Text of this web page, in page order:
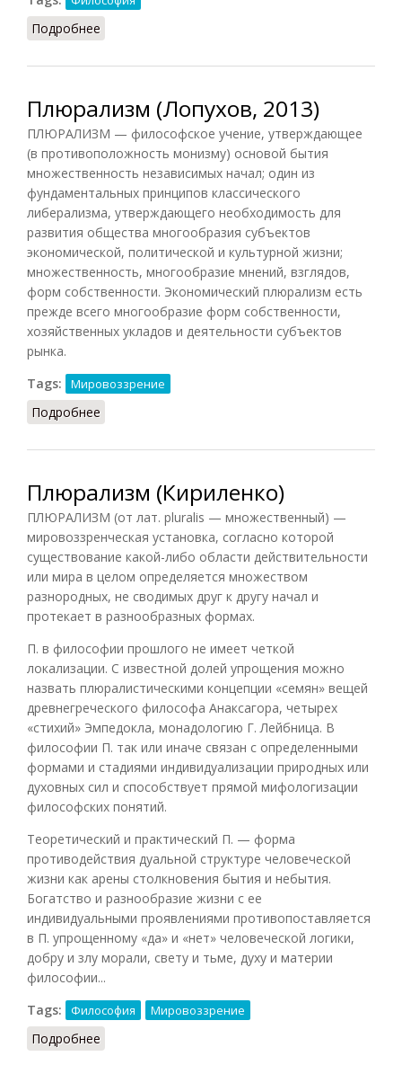
Подробнее
Плюрализм (Лопухов, 2013)
ПЛЮРАЛИЗМ — философское учение, утверждающее
(в противоположность монизму) основой бытия
множественность независимых начал; один из
фундаментальных принципов классического
либерализма, утверждающего необходимость для
развития общества многообразия субъектов
экономической, политической и культурной жизни;
множественность, многообразие мнений, взглядов,
форм собственности. Экономический плюрализм есть
прежде всего многообразие форм собственности,
хозяйственных укладов и деятельности субъектов
рынка.
Tags:
Мировоззрение
Подробнее
Плюрализм (Кириленко)
ПЛЮРАЛИЗМ (от лат. pluralis — множественный) —
мировоззренческая установка, согласно которой
существование какой-либо области действительности
или мира в целом определяется множеством
разнородных, не сводимых друг к другу начал и
протекает в разнообразных формах.
П. в философии прошлого не имеет четкой
локализации. С известной долей упрощения можно
назвать плюралистическими концепции «семян» вещей
древнегреческого философа Анаксагора, четырех
«стихий» Эмпедокла, монадологию Г. Лейбница. В
философии П. так или иначе связан с определенными
формами и стадиями индивидуализации природных или
духовных сил и способствует прямой мифологизации
философских понятий.
Теоретический и практический П. — форма
противодействия дуальной структуре человеческой
жизни как арены столкновения бытия и небытия.
Богатство и разнообразие жизни с ее
индивидуальными проявлениями противопоставляется
в П. упрощенному «да» и «нет» человеческой логики,
добру и злу морали, свету и тьме, духу и материи
философии...
Tags:
Философия Мировоззрение
Подробнее